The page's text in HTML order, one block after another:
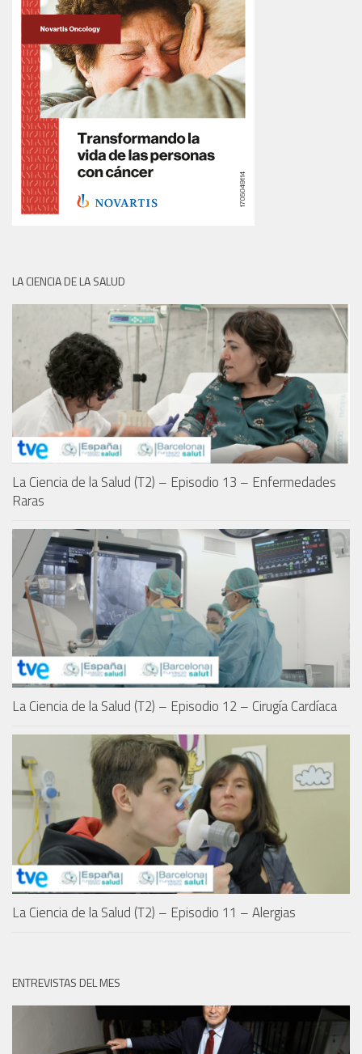
LA CIENCIA DE LA SALUD
La Ciencia de la Salud (T2) – Episodio 13 – Enfermedades
Raras
La Ciencia de la Salud (T2) – Episodio 12 – Cirugía Cardíaca
La Ciencia de la Salud (T2) – Episodio 11 – Alergias
ENTREVISTAS DEL MES